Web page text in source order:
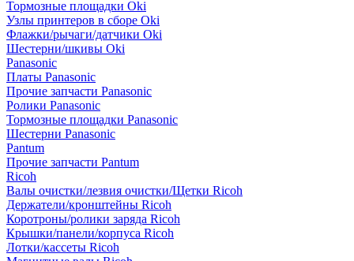
Тормозные площадки Oki
Узлы принтеров в сборе Oki
Флажки/рычаги/датчики Oki
Шестерни/шкивы Oki
Panasonic
Платы Panasonic
Прочие запчасти Panasonic
Ролики Panasonic
Тормозные площадки Panasonic
Шестерни Panasonic
Pantum
Прочие запчасти Pantum
Ricoh
Валы очистки/лезвия очистки/Щетки Ricoh
Держатели/кронштейны Ricoh
Коротроны/ролики заряда Ricoh
Крышки/панели/корпуса Ricoh
Лотки/кассеты Ricoh